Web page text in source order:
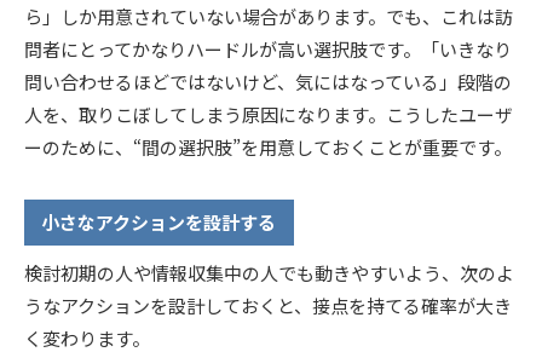
ら」しか用意されていない場合があります。でも、これは訪
問者にとってかなりハードルが高い選択肢です。「いきなり
問い合わせるほどではないけど、気にはなっている」段階の
人を、取りこぼしてしまう原因になります。こうしたユーザ
ーのために、“間の選択肢”を用意しておくことが重要です。
小さなアクションを設計する
検討初期の人や情報収集中の人でも動きやすいよう、次のよ
うなアクションを設計しておくと、接点を持てる確率が大き
く変わります。